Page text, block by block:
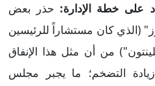
حذر بعض
(الذي كان مستشاراً للرئيسين
من أن مثل هذا الإنفاق
التضخم؛ ما يجبر مجلس